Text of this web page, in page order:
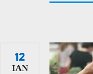
12
ΙΑΝ